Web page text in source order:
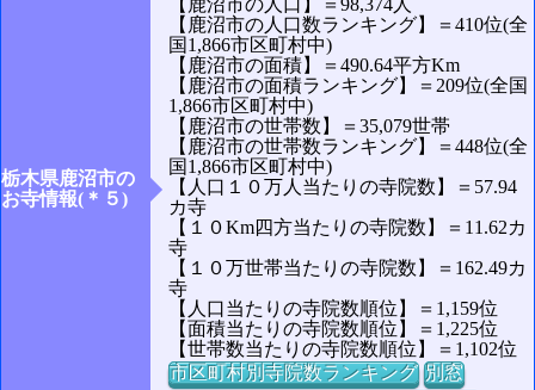
栃木県鹿沼市の
お寺情報(＊５)
【鹿沼市の人口】＝98,374人
【鹿沼市の人口数ランキング】＝410位(全
国1,866市区町村中)
【鹿沼市の面積】＝490.64平方Km
【鹿沼市の面積ランキング】＝209位(全国
1,866市区町村中)
【鹿沼市の世帯数】＝35,079世帯
【鹿沼市の世帯数ランキング】＝448位(全
国1,866市区町村中)
【人口１０万人当たりの寺院数】＝57.94
カ寺
【１０Km四方当たりの寺院数】＝11.62カ
寺
【１０万世帯当たりの寺院数】＝162.49カ
寺
【人口当たりの寺院数順位】＝1,159位
【面積当たりの寺院数順位】＝1,225位
【世帯数当たりの寺院数順位】＝1,102位
市区町村別寺院数ランキング 別窓